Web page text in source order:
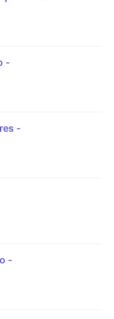
-
-
-